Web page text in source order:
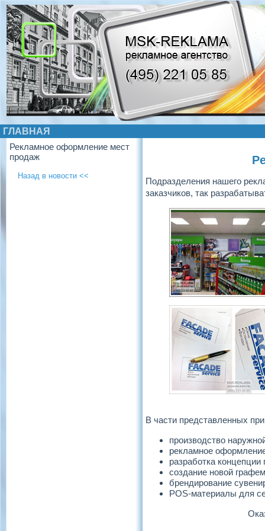
ГЛАВНАЯ
Рекламное оформление мест
продаж
Назад в новости <<
Подразделения нашего
заказчиков, так
В части представленных
производство
рекламное
разработка
создание новой
брендирование
POS-материалы для